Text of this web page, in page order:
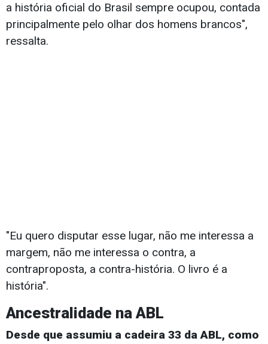
a história oficial do Brasil sempre ocupou, contada
principalmente pelo olhar dos homens brancos",
ressalta.
"Eu quero disputar esse lugar, não me interessa a
margem, não me interessa o contra, a
contraproposta, a contra-história. O livro é a
história".
Ancestralidade na ABL
Desde que assumiu a cadeira 33 da ABL, como